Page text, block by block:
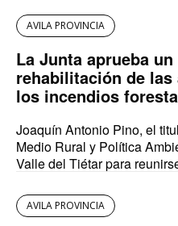
AVILA PROVINCIA
La Junta aprueba
rehabilitación de
los incendios
Joaquín Antonio Pino, el
Medio Rural y Política
Valle del Tiétar para
AVILA PROVINCIA